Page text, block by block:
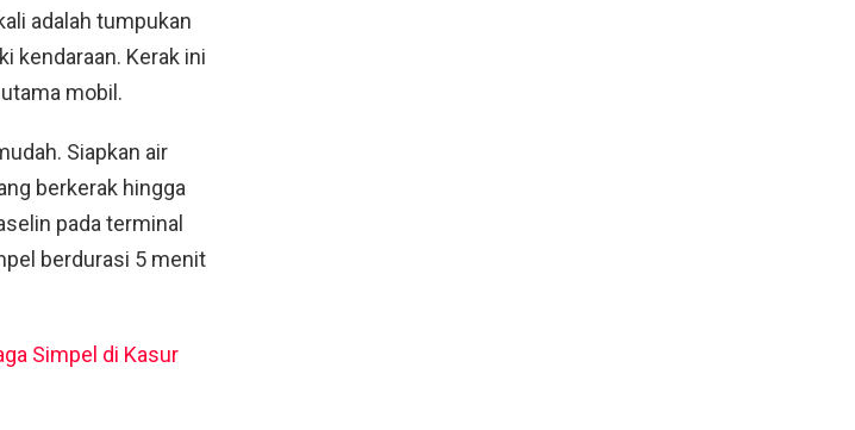
adalah tumpukan
kendaraan. Kerak ini
mobil.
Siapkan air
berkerak hingga
pada terminal
berdurasi 5 menit
Simpel di Kasur